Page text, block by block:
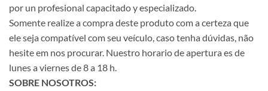
por un profesional capacitado y especializado.
Somente realize a compra deste produto com a certeza que
ele seja compatível com seu veículo, caso tenha dúvidas, não
hesite em nos procurar. Nuestro horario de apertura es de
lunes a viernes de 8 a 18 h.
SOBRE NOSOTROS: